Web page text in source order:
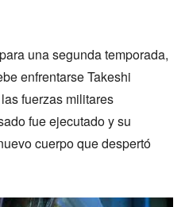
una segunda temporada,
enfrentarse Takeshi
fuerzas militares
fue ejecutado y su
cuerpo que despertó